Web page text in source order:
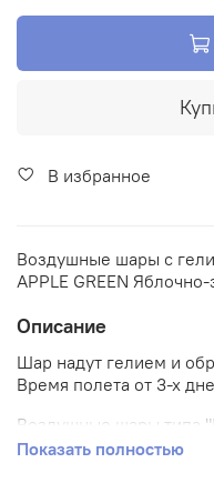
В избранное
Воздушные шары с
APPLE GREEN
Описание
Шар надут гелием и
Время полета от 3-х
Воздушные шары типа
399" являются
Показать полностью